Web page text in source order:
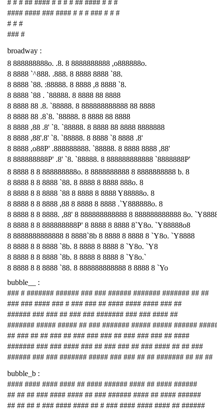
# # # ## #### # # # # ## #### # # #
#### #### ### #### # # # ### # # #
# # #
### #
broadway :
8 888888888o. .8. 8 8888888888 ,o888888o.
8 8888 `^888. .888. 8 8888 8888 `88.
8 8888 `88. :88888. 8 8888 ,8 8888 `8.
8 8888 `88 . `88888. 8 8888 88 8888
8 8888 88 .8. `88888. 8 888888888888 88 8888
8 8888 88 .8`8. `88888. 8 8888 88 8888
8 8888 ,88 .8' `8. `88888. 8 8888 88 8888 8888888
8 8888 ,88'.8' `8. `88888. 8 8888 `8 8888 .8'
8 8888 ,o88P' .888888888. `88888. 8 8888 8888 ,88'
8 888888888P' .8' `8. `88888. 8 888888888888 `8888888P'
8 8888 8 8 888888888o. 8 8888888888 8 8888888888 b. 8
8 8888 8 8 8888 `88. 8 8888 8 8888 888o. 8
8 8888 8 8 8888 `88 8 8888 8 8888 Y88888o. 8
8 8888 8 8 8888 ,88 8 8888 8 8888 .`Y888888o. 8
8 8888 8 8 8888. ,88' 8 888888888888 8 888888888888 8o.
8 8888 8 8 888888888P' 8 8888 8 8888 8`Y8o. `Y88888o8
8 8888888888888 8 8888`8b 8 8888 8 8888 8 `Y8o. `Y8888
8 8888 8 8 8888 `8b. 8 8888 8 8888 8 `Y8o. `Y8
8 8888 8 8 8888 `8b. 8 8888 8 8888 8 `Y8o.`
8 8888 8 8 8888 `88. 8 888888888888 8 8888 8 `Yo
bubble__ :
### # ####### ###### ### ### ###### ####### ####### ## ##
### ### #### ### # ### ### ## #### #### #### ### ##
###### ### ### ## ### ### ####### ### ### #### ##
####### ##### ##### ## ### ####### ##### ##### ######
## ### ## ## ### ## ### ### ### ## ### ### ### ## ####
####### ### ### #### ### ## ### ### ## ### #### ## ## ###
###### ### ### ####### ##### ### ### ## ## ####### ## ## ##
bubble_b :
#### #### #### #### ## #### ###### #### ## #### ######
## ## ## ### #### #### ## ### ###### #### ## #### ######
## ## ## # ### #### #### ## # ### #### #### #### ## ######